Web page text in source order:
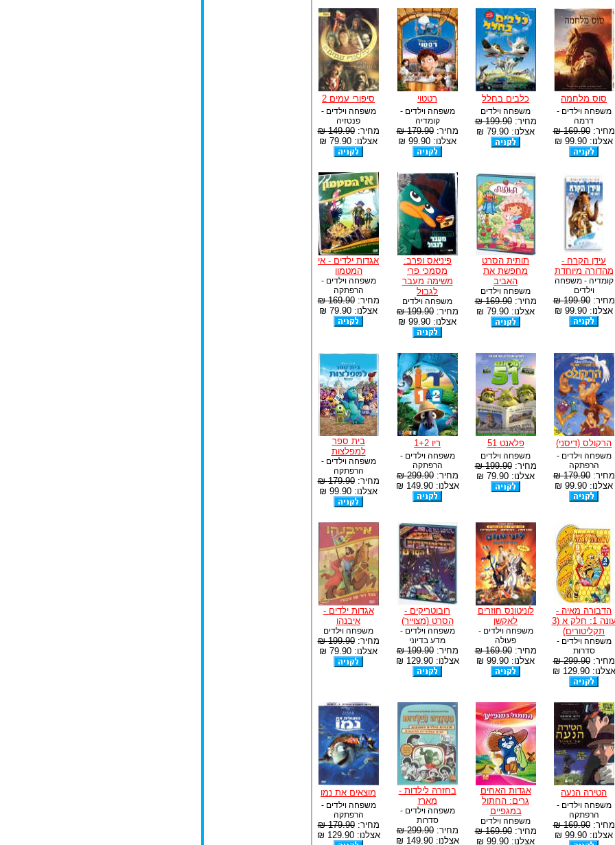
סוס מלחמה
משפחה וילדים -
דרמה
מחיר:169.90 ₪
אצלנו: 99.90 ₪
כלבים בחלל
משפחה וילדים
מחיר:199.90 ₪
אצלנו: 79.90 ₪
רטטוי
משפחה וילדים -
קומדיה
מחיר:179.90 ₪
אצלנו: 99.90 ₪
סיפורי עמים 2
משפחה וילדים -
פנטזיה
מחיר:149.90 ₪
אצלנו: 79.90 ₪
עידן הקרח -
מהדורה מיוחדת
קומדיה - משפחה
וילדים
מחיר:199.90 ₪
אצלנו: 99.90 ₪
תותית הסרט
מחפשת את
האביב
משפחה וילדים
מחיר:169.90 ₪
אצלנו: 79.90 ₪
פיניאס ופרב:
מסמכי פרי
משימה מעבר
לגבול
משפחה וילדים
מחיר:199.90 ₪
אצלנו: 99.90 ₪
אגדות ילדים - אי
המטמון
משפחה וילדים -
הרפתקה
מחיר:169.90 ₪
אצלנו: 79.90 ₪
הרקולס (דיסני)
משפחה וילדים -
הרפתקה
מחיר:179.90 ₪
אצלנו: 99.90 ₪
פלאנט 51
משפחה וילדים
מחיר:199.90 ₪
אצלנו: 79.90 ₪
ריו 1+2
משפחה וילדים -
הרפתקה
מחיר:299.90 ₪
אצלנו: 149.90 ₪
בית ספר
למפלצות
משפחה וילדים -
הרפתקה
מחיר:179.90 ₪
אצלנו: 99.90 ₪
הדבורה מאיה -
עונה 1: חלק א (3
תקליטורים)
משפחה וילדים -
סדרות
מחיר:299.90 ₪
אצלנו: 129.90 ₪
לוניטונס חוזרים
לאקשן
משפחה וילדים -
פעולה
מחיר:169.90 ₪
אצלנו: 99.90 ₪
רובוטריקים -
הסרט (מצוייר)
משפחה וילדים -
מדע בדיוני
מחיר:199.90 ₪
אצלנו: 129.90 ₪
אגדות ילדים -
איבנהו
משפחה וילדים
מחיר:199.90 ₪
אצלנו: 79.90 ₪
הטירה הנעה
משפחה וילדים -
הרפתקה
מחיר:169.90 ₪
אצלנו: 99.90 ₪
אגדות האחים
גרים: החתול
במגפיים
משפחה וילדים
מחיר:169.90 ₪
אצלנו: 99.90 ₪
בחזרה לילדות -
מארז
משפחה וילדים -
סדרות
מחיר:299.90 ₪
אצלנו: 149.90 ₪
מוצאים את נמו
משפחה וילדים -
הרפתקה
מחיר:179.90 ₪
אצלנו: 129.90 ₪